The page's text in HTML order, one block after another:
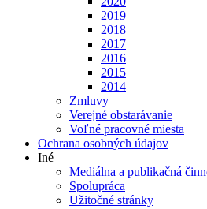
2019
2018
2017
2016
2015
2014
Zmluvy
Verejné obstarávanie
Voľné pracovné miesta
Ochrana osobných údajov
Iné
Mediálna a publikačná
Spolupráca
Užitočné stránky